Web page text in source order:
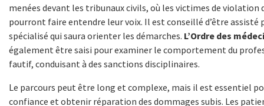
menées devant les tribunaux civils, où les victimes de violation
pourront faire entendre leur voix. Il est conseillé d’être assisté
spécialisé qui saura orienter les démarches. L’Ordre des
également être saisi pour examiner le comportement du
fautif, conduisant à des sanctions disciplinaires.
Le parcours peut être long et complexe, mais il est essentiel
confiance et obtenir réparation des dommages subis. Les